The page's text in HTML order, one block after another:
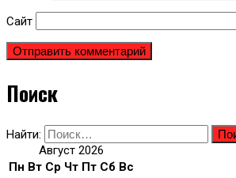
Сайт
Поиск
Найти:
Август 2026
Пн Вт Ср Чт Пт Сб Вс